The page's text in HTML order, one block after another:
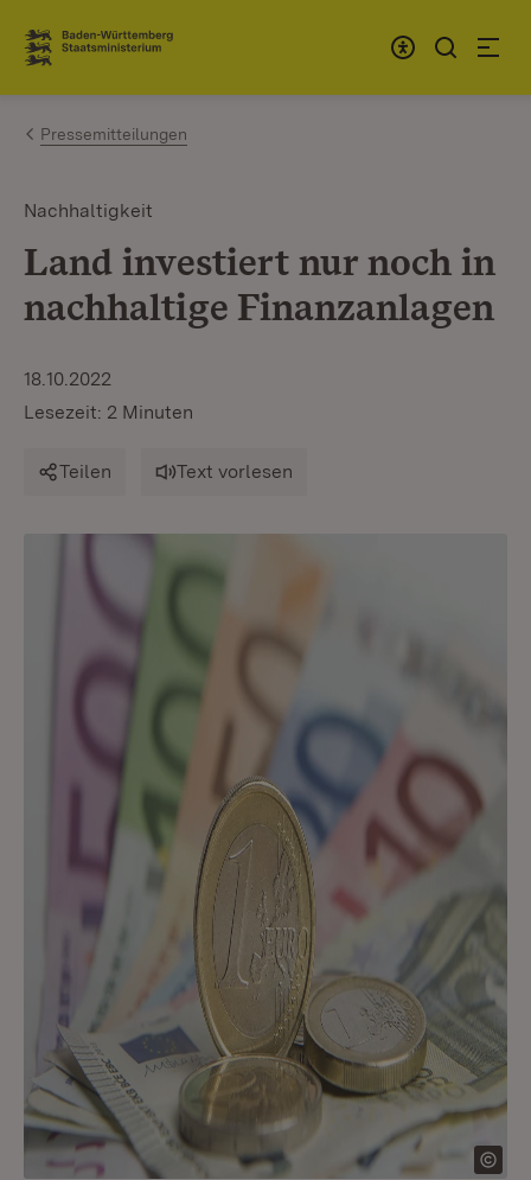
Zum Inhalt springen
Link zur Startseite
Pressemitteilungen
Nachhaltigkeit
Land investiert nur noch in
nachhaltige Finanzanlagen
18.10.2022
Lesezeit: 2 Minuten
Teilen Text vorlesen